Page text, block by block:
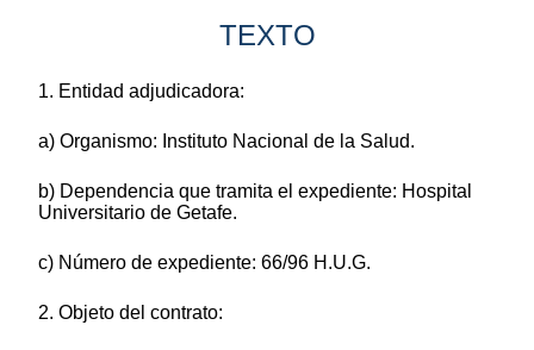
TEXTO
1. Entidad adjudicadora:
a) Organismo: Instituto Nacional de la Salud.
b) Dependencia que tramita el expediente: Hospital
Universitario de Getafe.
c) Número de expediente: 66/96 H.U.G.
2. Objeto del contrato: